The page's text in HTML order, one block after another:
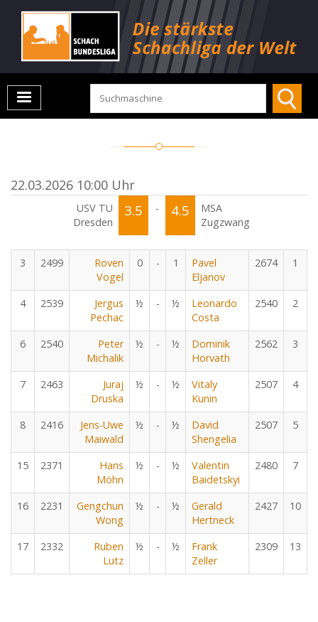
22.03.2026 10:00 Uhr
USV TU
Dresden
3.5 - 4.5
MSA
Zugzwang
3 2499
Roven
Vogel
0 - 1
Pavel
Eljanov
2674 1
4 2539
Jergus
Pechac
½ - ½
Leonardo
Costa
2540 2
6 2540
Peter
Michalik
½ - ½
Dominik
Horvath
2562 3
7 2463
Juraj
Druska
½ - ½
Vitaly
Kunin
2507 4
8 2416
Jens-Uwe
Maiwald
½ - ½
David
Shengelia
2507 5
15 2371
Hans
Möhn
½ - ½
Valentin
Baidetskyi
2480 7
16 2231
Gengchun
Wong
½ - ½
Gerald
Hertneck
2427 10
17 2332
Ruben
Lutz
½ - ½
Frank
Zeller
2309 13